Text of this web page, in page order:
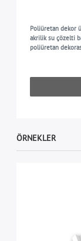
Poliüretan dekor
akrilik su çözelti
poliüretan
ÖRNEKLER